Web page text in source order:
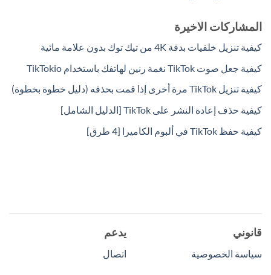
المشاركات الاخيرة
كيفية تنزيل خلفيات بدقة 4K من تيك توك بدون علامة مائية
كيفية جعل صوت TikTok نغمة رنين لهاتفك باستخدام TikTokio
كيفية تنزيل TikTok مرة أخرى إذا قمت بحذفه (دليل خطوة بخطوة)
كيفية حذف إعادة النشر على TikTok [الدليل الشامل]
كيفية حفظ TikTok في ألبوم الكاميرا [4 طرق]
قانوني
سياسة الخصوصية
يدعم
اتصال